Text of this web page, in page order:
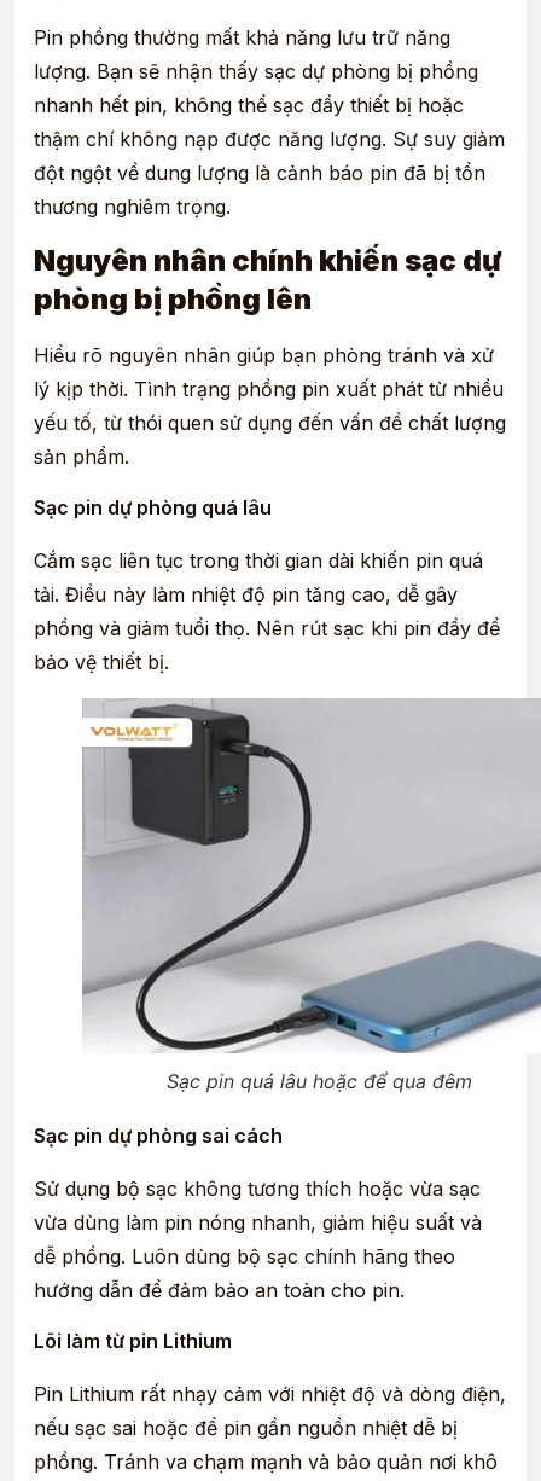
Pin phồng thường mất khả năng lưu trữ năng
lượng. Bạn sẽ nhận thấy sạc dự phòng bị phồng
nhanh hết pin, không thể sạc đầy thiết bị hoặc
thậm chí không nạp được năng lượng. Sự suy giảm
đột ngột về dung lượng là cảnh báo pin đã bị tổn
thương nghiêm trọng.
Nguyên nhân chính khiến sạc dự
phòng bị phồng lên
Hiểu rõ nguyên nhân giúp bạn phòng tránh và xử
lý kịp thời. Tình trạng phồng pin xuất phát từ nhiều
yếu tố, từ thói quen sử dụng đến vấn đề chất lượng
sản phẩm.
Sạc pin dự phòng quá lâu
Cắm sạc liên tục trong thời gian dài khiến pin quá
tải. Điều này làm nhiệt độ pin tăng cao, dễ gây
phồng và giảm tuổi thọ. Nên rút sạc khi pin đầy để
bảo vệ thiết bị.
Sạc pin quá lâu hoặc để qua đêm
Sạc pin dự phòng sai cách
Sử dụng bộ sạc không tương thích hoặc vừa sạc
vừa dùng làm pin nóng nhanh, giảm hiệu suất và
dễ phồng. Luôn dùng bộ sạc chính hãng theo
hướng dẫn để đảm bảo an toàn cho pin.
Lõi làm từ pin Lithium
Pin Lithium rất nhạy cảm với nhiệt độ và dòng điện,
nếu sạc sai hoặc để pin gần nguồn nhiệt dễ bị
phồng. Tránh va chạm mạnh và bảo quản nơi khô